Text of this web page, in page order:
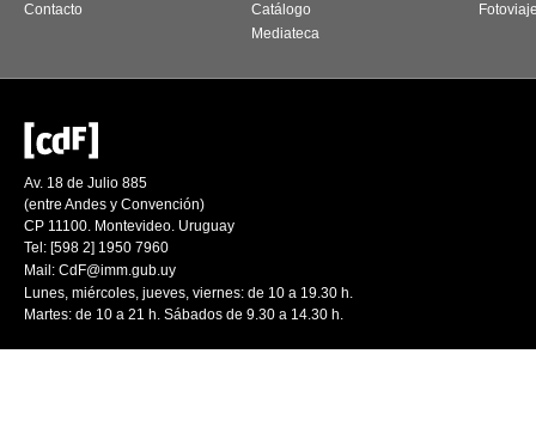
Contacto
Catálogo
Mediateca
Av. 18 de Julio 885
(entre Andes y Convención)
CP 11100. Montevideo. Uruguay
Tel: [598 2] 1950 7960
Mail: CdF@imm.gub.uy
Lunes, miércoles, jueves, viernes: de 10 a 19.30 h.
Martes: de 10 a 21 h. Sábados de 9.30 a 14.30 h.